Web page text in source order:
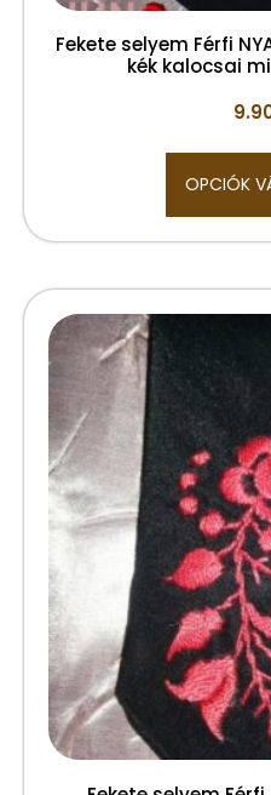
Fekete selyem Férfi
kék kalocsai
OPCIÓK